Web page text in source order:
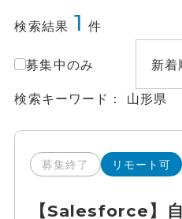
検索結果 1 件
募集中のみ 新着
検索キーワード 山形県
募集終了 リモート可
【Salesforce】